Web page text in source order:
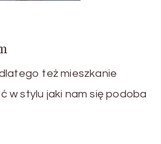
też mieszkanie
w stylu jaki nam się podoba